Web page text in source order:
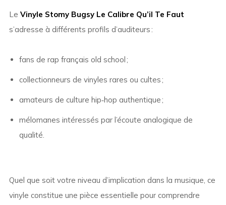
Le Vinyle Stomy Bugsy Le Calibre Qu’il Te Faut
s’adresse à différents profils d’auditeurs :
fans de rap français old school ;
collectionneurs de vinyles rares ou cultes ;
amateurs de culture hip‑hop authentique ;
mélomanes intéressés par l’écoute analogique de
qualité.
Quel que soit votre niveau d’implication dans la musique, ce
vinyle constitue une pièce essentielle pour comprendre